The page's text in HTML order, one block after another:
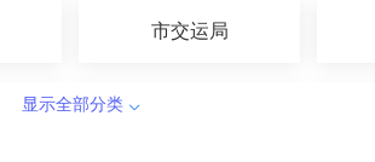
市交运局
显示全部分类